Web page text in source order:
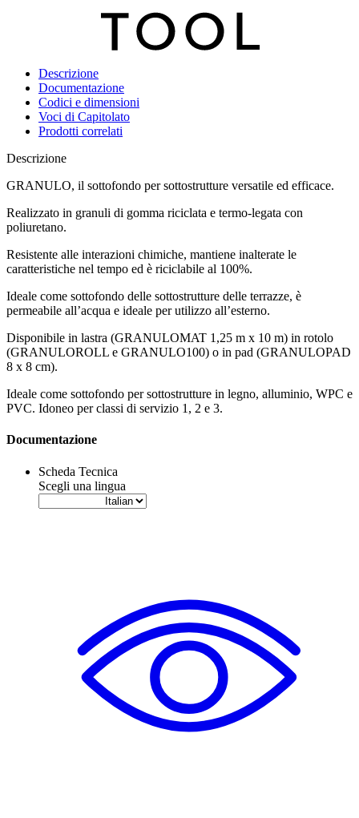
Descrizione
Documentazione
Codici e dimensioni
Voci di Capitolato
Prodotti correlati
Descrizione
GRANULO, il sottofondo per sottostrutture versatile ed efficace.
Realizzato in granuli di gomma riciclata e termo-legata con
poliuretano.
Resistente alle interazioni chimiche, mantiene inalterate le
caratteristiche nel tempo ed è riciclabile al 100%.
Ideale come sottofondo delle sottostrutture delle terrazze, è
permeabile all’acqua e ideale per utilizzo all’esterno.
Disponibile in lastra (GRANULOMAT 1,25 m x 10 m) in rotolo
(GRANULOROLL e GRANULO100) o in pad (GRANULOPAD
8 x 8 cm).
Ideale come sottofondo per sottostrutture in legno, alluminio, WPC e
PVC. Idoneo per classi di servizio 1, 2 e 3.
Documentazione
Scheda Tecnica
Scegli una lingua